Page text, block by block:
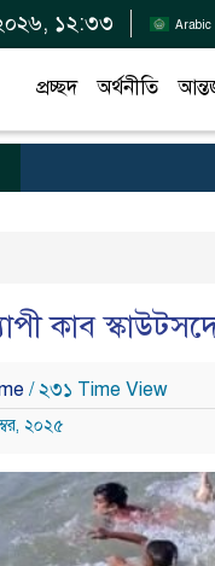
১২:৩৩ Arabic
প্রচ্ছদ অর্থনীতি
কাব
/ ২৩১ Time View
২০২৫